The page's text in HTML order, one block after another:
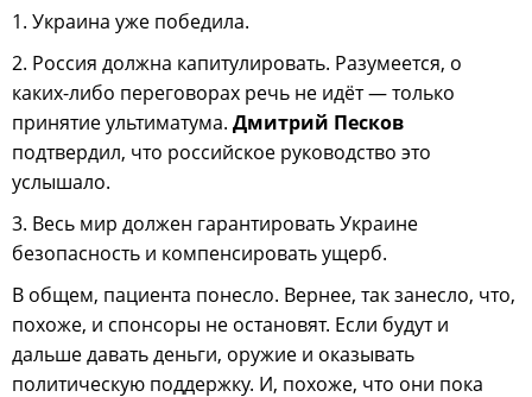
1. Украина уже победила.
2. Россия должна капитулировать. Разумеется, о
каких-либо переговорах речь не идёт — только
принятие ультиматума. Дмитрий Песков
подтвердил, что российское руководство это
услышало.
3. Весь мир должен гарантировать Украине
безопасность и компенсировать ущерб.
В общем, пациента понесло. Вернее, так занесло, что,
похоже, и спонсоры не остановят. Если будут и
дальше давать деньги, оружие и оказывать
политическую поддержку. И, похоже, что они пока